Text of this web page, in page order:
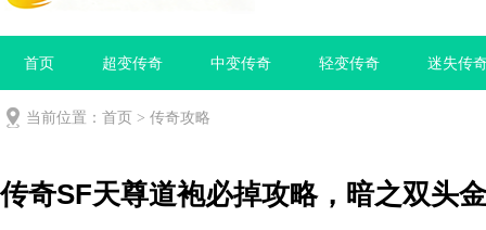
首页 超变传奇 中变传奇 轻变传奇 迷失传
当前位置： 首页 > 传奇攻略
传奇SF天尊道袍必掉攻略，暗之双头